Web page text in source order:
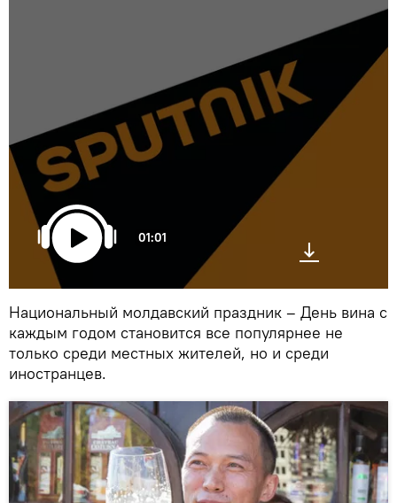
01:01
Национальный молдавский праздник – День вина с
каждым годом становится все популярнее не
только среди местных жителей, но и среди
иностранцев.